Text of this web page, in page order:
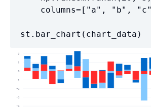
st.bar_chart(chart_data)